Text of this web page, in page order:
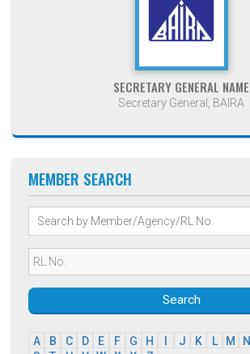
SECRETARY GENERAL NAME
Secretary General, BAIRA
MEMBER SEARCH
Search
A B C D E F G H J K L M N